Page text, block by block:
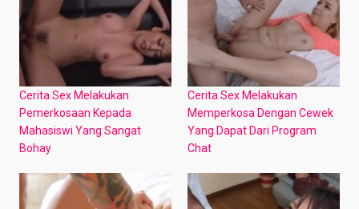
Cerita Sex Melakukan
Pemerkosaan Kepada
Mahasiswi Yang Sangat
Bohay
Cerita Sex Melakukan
Memperkosa Dengan Cewek
Yang Dapat Dari Program
Chat